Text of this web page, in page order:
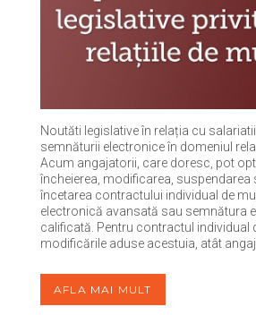
Noutăti legislative în relația cu
semnăturii electronice în domeniul
Acum angajatorii, care doresc, pot
încheierea, modificarea, suspendarea
încetarea contractului individual de
electronică avansată sau semnătura
calificată. Pentru contractul individual
modificările aduse acestuia, atât
AFLA MAI MULT